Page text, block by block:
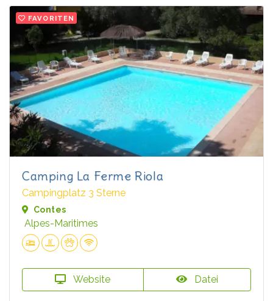
FAVORITEN
Camping La Ferme Riola
Campingplatz 3 Sterne
Contes
Alpes-Maritimes
Website Datei